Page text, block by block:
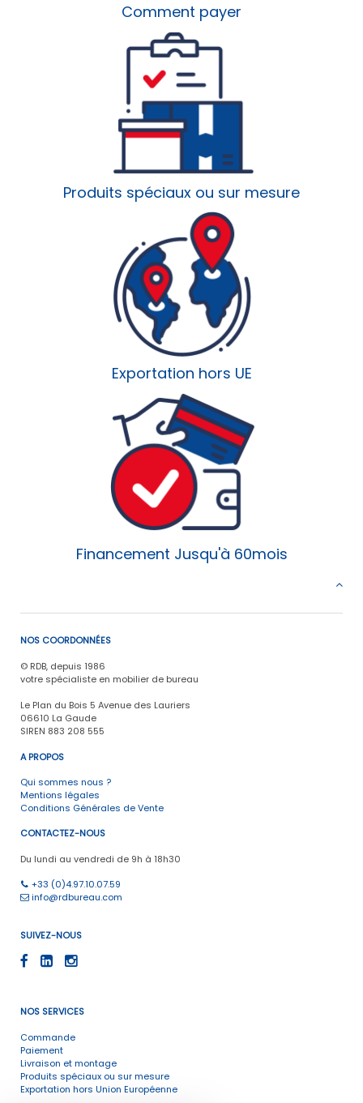
Comment payer
Produits spéciaux ou sur mesure
Exportation hors UE
Financement Jusqu'à 60mois
NOS COORDONNÉES
© RDB, depuis 1986
votre spécialiste en mobilier de bureau
Le Plan du Bois 5 Avenue des Lauriers
06610 La Gaude
SIREN 883 208 555
A PROPOS
Qui sommes nous ?
Mentions légales
Conditions Générales de Vente
CONTACTEZ-NOUS
Du lundi au vendredi de 9h à 18h30
+33 (0)4.97.10.07.59
info@rdbureau.com
SUIVEZ-NOUS
NOS SERVICES
Commande
Paiement
Livraison et montage
Produits spéciaux ou sur mesure
Exportation hors Union Européenne